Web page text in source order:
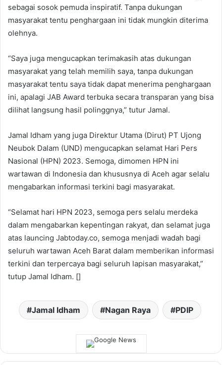
sebagai sosok pemuda inspiratif. Tanpa dukungan
masyarakat tentu penghargaan ini tidak mungkin diterima
olehnya.
“Saya juga mengucapkan terimakasih atas dukungan
masyarakat yang telah memilih saya, tanpa dukungan
masyarakat tentu saya tidak dapat menerima penghargaan
ini, apalagi JAB Award terbuka secara transparan yang bisa
dilihat langsung hasil polinggnya,” tutur Jamal.
Jamal Idham yang juga Direktur Utama (Dirut) PT Ujong
Neubok Dalam (UND) mengucapkan selamat Hari Pers
Nasional (HPN) 2023. Semoga, dimomen HPN ini
wartawan di Indonesia dan khususnya di Aceh agar selalu
mengabarkan informasi terkini bagi masyarakat.
“Selamat hari HPN 2023, semoga pers selalu merdeka
dalam mengabarkan kepentingan rakyat, dan selamat juga
atas launcing Jabtoday.co, semoga menjadi wadah bagi
seluruh wartawan Aceh Barat dalam memberikan informasi
terkini dan terpercaya bagi seluruh lapisan masyarakat,”
tutup Jamal Idham. []
Jamal Idham Nagan Raya PDIP